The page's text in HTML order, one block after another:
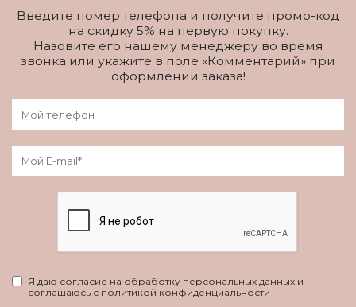
Введите номер телефона и получите промо-код
на скидку 5% на первую покупку.
Назовите его нашему менеджеру во время
звонка или укажите в поле «Комментарий» при
оформлении заказа!
Я даю согласие на обработку персональных данных и
соглашаюсь с политикой конфиденциальности